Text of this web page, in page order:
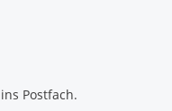
Postfach.